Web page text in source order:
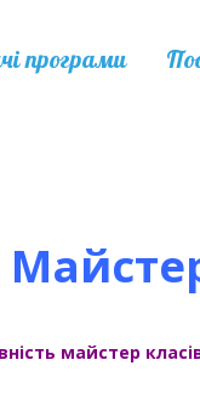
програми
майстер